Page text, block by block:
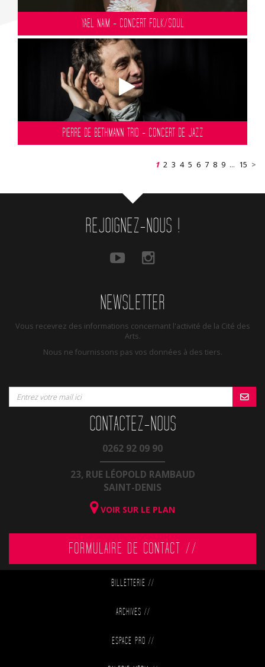
YAEL NAIM - CONCERT FOLK/SOUL
PIERRE DE BETHMANN TRIO - CONCERT DE JAZZ
1 2 3 4 5 6 7 8 9 ... 15 >
REJOIGNEZ-NOUS !
NEWSLETTER
Vous recevrez des informations concernant l'activité de la Cité des
Arts.
Nous ne fournissons pas vos données à des tiers.
CONTACTEZ-NOUS
0262 92 09 90
23, RUE LÉOPOLD RAMBAUD
SAINT-DENIS
VOIR SUR LE PLAN
FORMULAIRE DE CONTACT //
BILLETTERIE //
ARCHIVES //
ESPACE PRO //